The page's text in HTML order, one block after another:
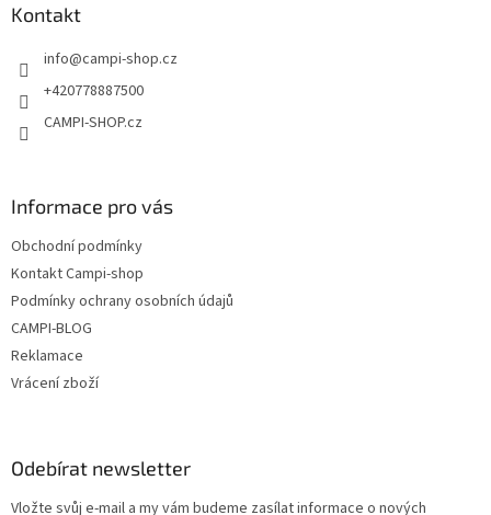
Kontakt
info@campi-shop.cz
+420778887500
CAMPI-SHOP.cz
Informace pro vás
Obchodní podmínky
Kontakt Campi-shop
Podmínky ochrany osobních údajů
CAMPI-BLOG
Reklamace
Vrácení zboží
Odebírat newsletter
Vložte svůj e-mail a my vám budeme zasílat informace o nových